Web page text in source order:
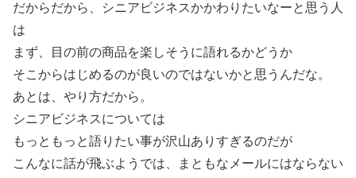
だからだから、シニアビジネスかかわりたいなーと思う人
は
まず、目の前の商品を楽しそうに語れるかどうか
そこからはじめるのが良いのではないかと思うんだな。
あとは、やり方だから。
シニアビジネスについては
もっともっと語りたい事が沢山ありすぎるのだが
こんなに話が飛ぶようでは、まともなメールにはならない